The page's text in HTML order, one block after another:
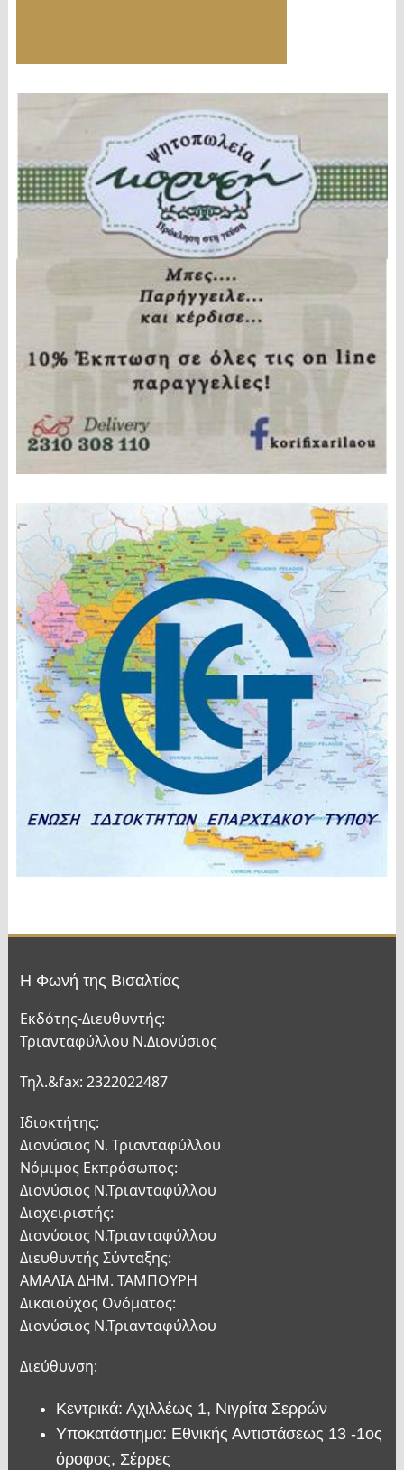
Η Φωνή της Βισαλτίας
Εκδότης-Διευθυντής:
Τριανταφύλλου Ν.Διονύσιος
Τηλ.&fax: 2322022487
Ιδιοκτήτης:
Διονύσιος Ν. Τριανταφύλλου
Νόμιμος Εκπρόσωπος:
Διονύσιος Ν.Τριανταφύλλου
Διαχειριστής:
Διονύσιος Ν.Τριανταφύλλου
Διευθυντής Σύνταξης:
ΑΜΑΛΙΑ ΔΗΜ. ΤΑΜΠΟΥΡΗ
Δικαιούχος Ονόματος:
Διονύσιος Ν.Τριανταφύλλου
Διεύθυνση:
Κεντρικά: Αχιλλέως 1, Νιγρίτα Σερρών
Υποκατάστημα: Εθνικής Αντιστάσεως 13 -1ος
όροφος, Σέρρες